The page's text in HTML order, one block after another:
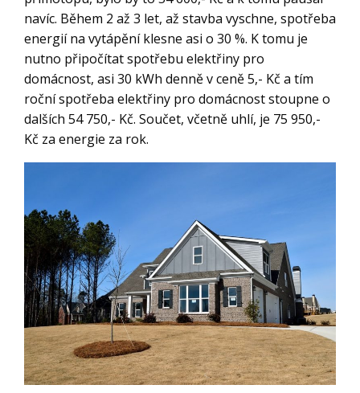
navíc. Během 2 až 3 let, až stavba vyschne, spotřeba
energií na vytápění klesne asi o 30 %. K tomu je
nutno připočítat spotřebu elektřiny pro
domácnost, asi 30 kWh denně v ceně 5,- Kč a tím
roční spotřeba elektřiny pro domácnost stoupne o
dalších 54 750,- Kč. Součet, včetně uhlí, je 75 950,-
Kč za energie za rok.